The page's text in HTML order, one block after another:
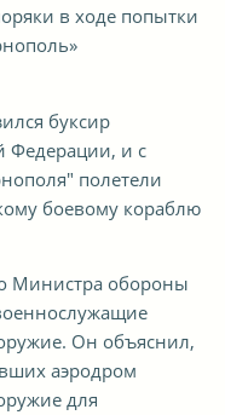
в ходе попытки
буксир
Федерации, и с
полетели
боевому кораблю
Министра обороны
Он объяснил,
аэродром
для